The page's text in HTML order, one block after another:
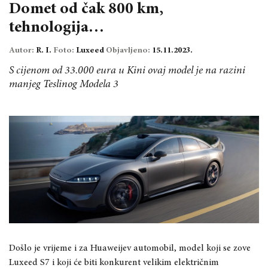
Domet od čak 800 km,
tehnologija…
Autor: R. I. Foto: Luxeed Objavljeno: 15.11.2023.
S cijenom od 33.000 eura u Kini ovaj model je na razini
manjeg Teslinog Modela 3
Došlo je vrijeme i za Huaweijev automobil, model koji se zove
Luxeed S7 i koji će biti konkurent velikim električnim